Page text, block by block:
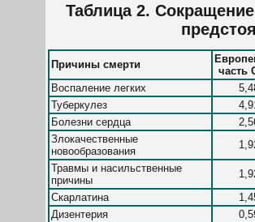
Таблица 2.
Причины смерти
часть
Воспаление легких
Туберкулез
Болезни сердца
Злокачественные
новообразования
Травмы и насильственные
причины
Скарлатина
Дизентерия